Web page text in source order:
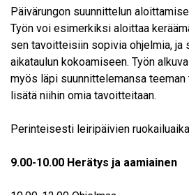
Päivärungon suunnittelun
Työn voi esimerkiksi aloittaa
sen tavoitteisiin sopivia ohjelmia, ja
aikataulun kokoamiseen. Työn
myös läpi suunnittelemansa
lisätä niihin omia tavoitteitaan.
Perinteisesti leiripäivien
9.00-10.00 Herätys ja aamiainen